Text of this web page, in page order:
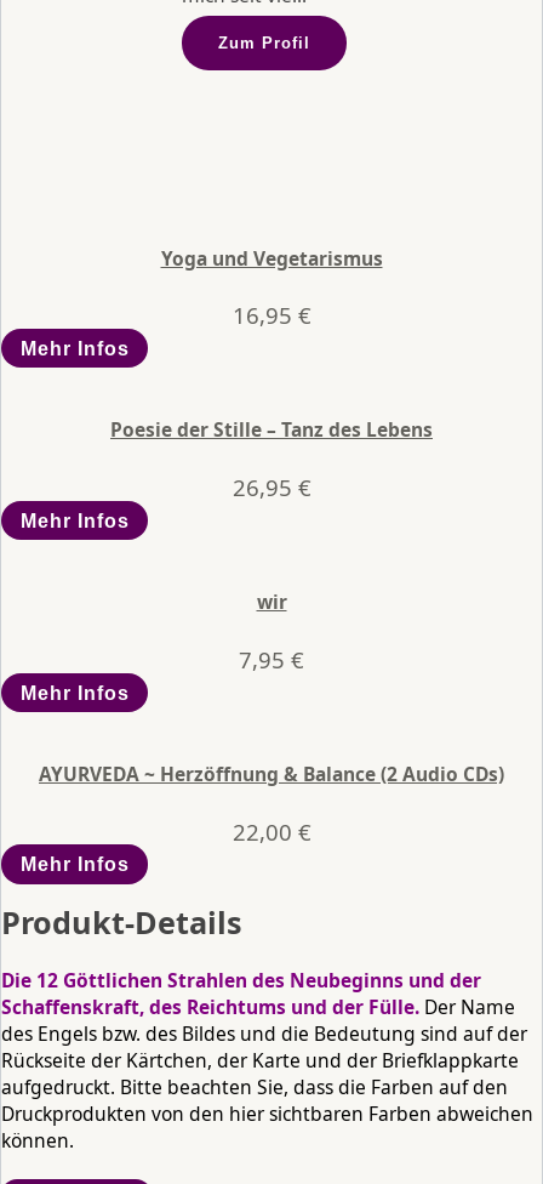
Zum Profil
Yoga und Vegetarismus
16,95 €
Mehr Infos
Poesie der Stille – Tanz des Lebens
26,95 €
Mehr Infos
wir
7,95 €
Mehr Infos
AYURVEDA ~ Herzöffnung & Balance (2 Audio CDs)
22,00 €
Mehr Infos
Produkt-Details
Die 12 Göttlichen Strahlen des Neubeginns und der
Schaffenskraft, des Reichtums und der Fülle. Der Name
des Engels bzw. des Bildes und die Bedeutung sind auf der
Rückseite der Kärtchen, der Karte und der Briefklappkarte
aufgedruckt. Bitte beachten Sie, dass die Farben auf den
Druckprodukten von den hier sichtbaren Farben abweichen
können.